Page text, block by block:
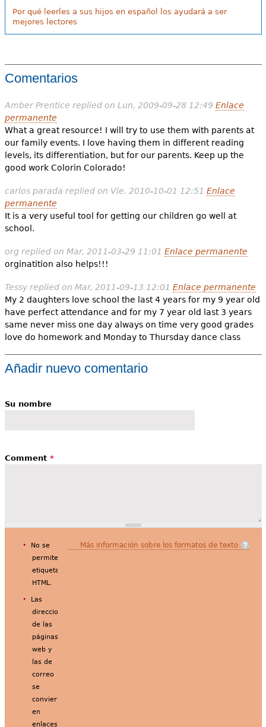
Por qué leerles a sus hijos en español los ayudará a ser
mejores lectores
Comentarios
Amber Prentice replied on Lun, 2009-09-28 12:49 Enlace
permanente
What a great resource! I will try to use them with parents at
our family events. I love having them in different reading
levels, its differentiation, but for our parents. Keep up the
good work Colorin Colorado!
carlos parada replied on Vie, 2010-10-01 12:51 Enlace
permanente
It is a very useful tool for getting our children go well at
school.
org replied on Mar, 2011-03-29 11:01 Enlace permanente
orginatition also helps!!!
Tessyreplied on Mar, 2011-09-13 12:01 Enlace permanente
My 2 daughters love school the last 4 years for my 9 year old
have perfect attendance and for my 7 year old last 3 years
same never miss one day always on time very good grades
love do homework and Monday to Thursday dance class
Añadir nuevo comentario
Su nombre
Comment *
Más información sobre los formatos de texto
No se
permiten
etiquetas
HTML.
Las
direcciones
de las
páginas
web y
las de
correo
se
convierten
en
enlaces